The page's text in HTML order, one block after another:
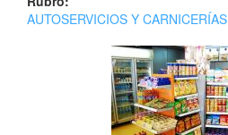
AUTOSERVICIOS Y CARNICERÍAS